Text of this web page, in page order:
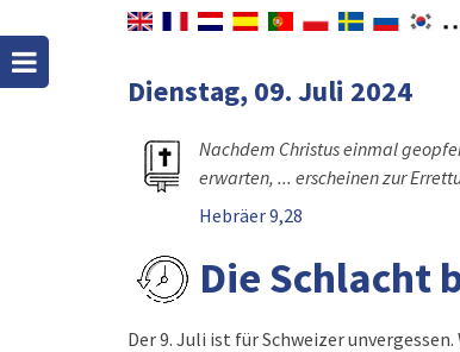
Dienstag, 09. Juli 2024
Nachdem Christus einmal
erwarten, ... erscheinen zur
Hebräer 9,28
Die Schlacht
Der 9. Juli ist für Schweizer unvergessen.